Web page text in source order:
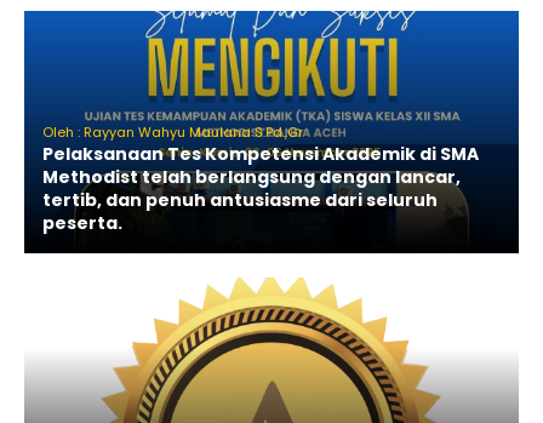
Oleh : Rayyan Wahyu Maulana S.Pd.,Gr
Pelaksanaan Tes Kompetensi Akademik di SMA
Methodist telah berlangsung dengan lancar,
tertib, dan penuh antusiasme dari seluruh
peserta.